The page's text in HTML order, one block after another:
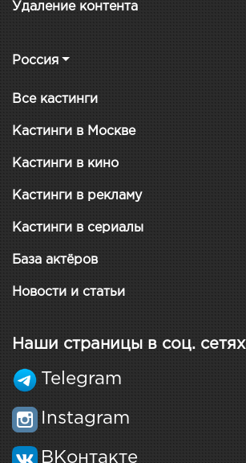
Удаление контента
Россия
Все кастинги
Кастинги в Москве
Кастинги в кино
Кастинги в рекламу
Кастинги в сериалы
База актёров
Новости и статьи
Наши страницы в соц. сетях
Telegram
Instagram
ВКонтакте